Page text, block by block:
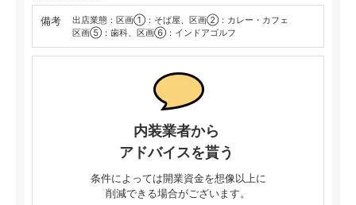
備考
出店業態：区画①：そば屋、区画②：カレー・カフェ
区画⑤：歯科、区画⑥：インドアゴルフ
内装業者から
アドバイスを貰う
条件によっては開業資金を想像以上に
削減できる場合がございます。